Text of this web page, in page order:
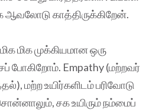
காத்திருக்கிறேன்.
மிக முக்கியமான ஒரு
போகிறோம். Empathy (மற்றவர்
மற்ற உயிர்களிடம் பரிவோடு
சக உயிரும் நம்மைப்